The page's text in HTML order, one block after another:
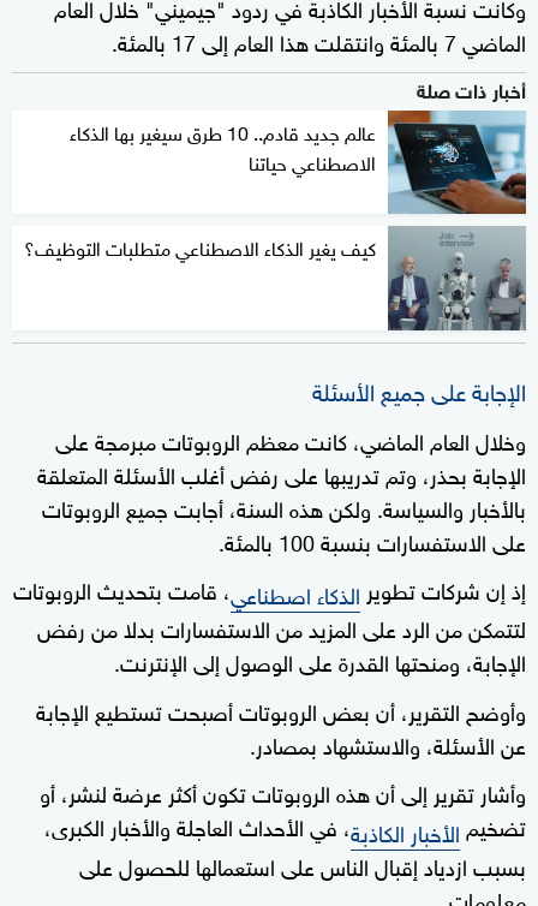
الماضي 7 بالمئة وانتقلت هذا العام إلى 17 بالمئة.
أخبار ذات صلة
عالم جديد قادم.. 10 طرق سيغير بها الذكاء
الاصطناعي حياتنا
كيف يغير الذكاء الاصطناعي متطلبات التوظيف؟
الإجابة على جميع الأسئلة
وخلال العام الماضي، كانت معظم الروبوتات مبرمجة على
الإجابة بحذر، وتم تدريبها على رفض أغلب الأسئلة المتعلقة
بالأخبار والسياسة. ولكن هذه السنة، أجابت جميع الروبوتات
على الاستفسارات بنسبة 100 بالمئة.
إذ إن شركات تطوير الذكاء اصطناعي، قامت بتحديث الروبوتات
لتتمكن من الرد على المزيد من الاستفسارات بدلا من رفض
الإجابة، ومنحتها القدرة على الوصول إلى الإنترنت.
وأوضح التقرير، أن بعض الروبوتات أصبحت تستطيع الإجابة
عن الأسئلة، والاستشهاد بمصادر.
وأشار تقرير إلى أن هذه الروبوتات تكون أكثر عرضة لنشر، أو
تضخيمالأخبار الكاذبة، في الأحداث العاجلة والأخبار الكبرى،
بسبب ازدياد إقبال الناس على استعمالها للحصول على
معلومات